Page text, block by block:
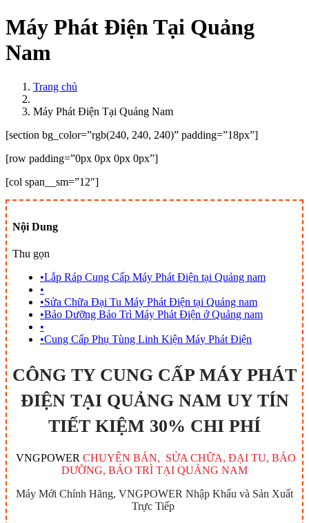
Máy Phát Điện Tại Quảng
Nam
Trang chủ
Máy Phát Điện Tại Quảng Nam
[section bg_color=”rgb(240, 240, 240)” padding=”18px”]
[row padding=”0px 0px 0px 0px”]
[col span__sm=”12″]
Nội Dung
Thu gọn
•Lắp Ráp Cung Cấp Máy Phát Điện tại Quảng nam
•
•Sửa Chữa Đại Tu Máy Phát Điện tại Quảng nam
•Bảo Dưỡng Bảo Trì Máy Phát Điện ở Quảng nam
•
•Cung Cấp Phụ Tùng Linh Kiện Máy Phát Điện
CÔNG TY CUNG CẤP MÁY PHÁT
ĐIỆN TẠI QUẢNG NAM UY TÍN
TIẾT KIỆM 30% CHI PHÍ
VNGPOWER CHUYÊN BÁN, SỬA CHỮA, ĐẠI TU, BẢO
DƯỠNG, BẢO TRÌ TẠI QUẢNG NAM
Máy Mới Chính Hãng, VNGPOWER Nhập Khẩu và Sản Xuất
Trực Tiếp